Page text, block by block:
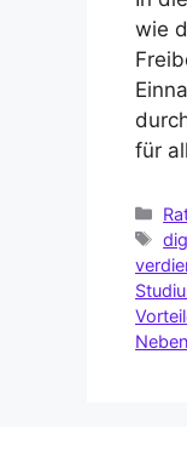
wie
für